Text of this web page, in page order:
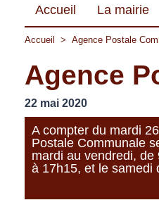
Accueil La mairie
Accueil > Agence Postale
Agence
22 mai 2020
A compter du mardi
Postale Communale
mardi au vendredi, de
à 17h15, et le samedi